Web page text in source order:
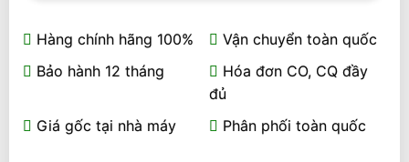
Hàng chính hãng 100%
Vận chuyển toàn quốc
Bảo hành 12 tháng
Hóa đơn CO, CQ đầy
đủ
Giá gốc tại nhà máy
Phân phối toàn quốc